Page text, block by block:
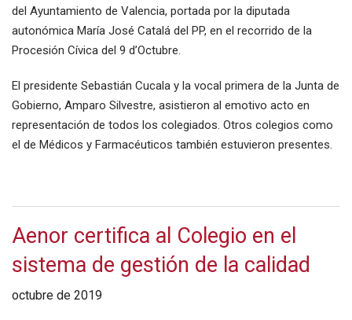
del Ayuntamiento de Valencia, portada por la diputada
autonómica María José Catalá del PP, en el recorrido de la
Procesión Cívica del 9 d’Octubre.
El presidente Sebastián Cucala y la vocal primera de la Junta de
Gobierno, Amparo Silvestre, asistieron al emotivo acto en
representación de todos los colegiados. Otros colegios como
el de Médicos y Farmacéuticos también estuvieron presentes.
Aenor certifica al Colegio en el
sistema de gestión de la calidad
octubre de 2019